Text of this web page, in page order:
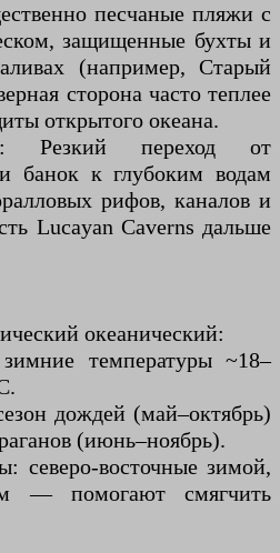
песчаные пляжи с
защищенные бухты и
(например, Старый
сторона часто теплее
открытого океана.
Резкий переход от
банок к глубоким водам
рифов, каналов и
Lucayan Caverns дальше
океанический:
температуры ~18–
дождей (май–октябрь)
(июнь–ноябрь).
северо-восточные зимой,
— помогают смягчить